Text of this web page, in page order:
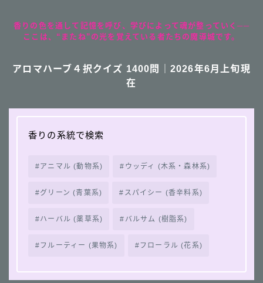
香りの色を通して記憶を呼び、学びによって魂が整っていく──
ここは、“またね”の光を覚えている者たちの魔導城です。
アロマハーブ４択クイズ 1400問｜2026年6月上旬現
在
香りの系統で検索
アニマル (動物系) ウッディ (木系・森林系)
グリーン (青葉系) スパイシー (香辛料系)
ハーバル (薬草系) バルサム (樹脂系)
フルーティー (果物系) フローラル (花系)